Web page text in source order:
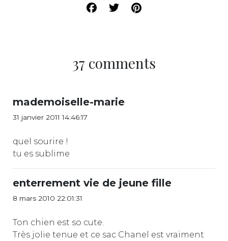
37 comments
mademoiselle-marie
31 janvier 2011 14:46:17
quel sourire !
tu es sublime
enterrement vie de jeune fille
8 mars 2010 22:01:31
Ton chien est so cute.
Très jolie tenue et ce sac Chanel est vraiment